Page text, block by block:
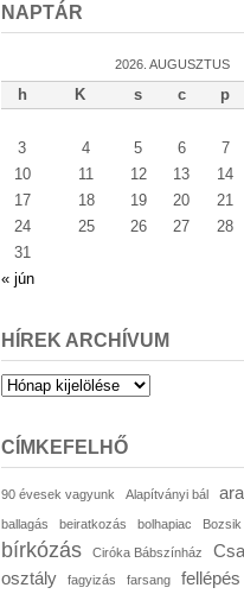
NAPTÁR
2026. AUGUSZTUS
h K s c p
3
4 5 6 7
10
11 12 13 14
17
18 19 20 21
24
25 26 27 28
31
« jún
HÍREK ARCHÍVUM
Hírek
CÍMKEFELHŐ
90 évesek vagyunk Alapítványi bál
ballagás beiratkozás bolhapiac
bírkózás Ciróka Bábszínház
osztály
fagyizás farsang fellépés